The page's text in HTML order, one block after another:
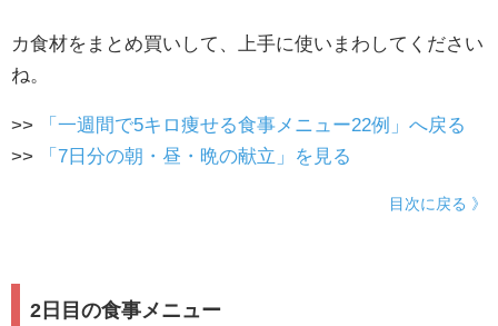
カ食材をまとめ買いして、上手に使いまわしてください
ね。
>>
「一週間で5キロ痩せる食事メニュー22例」へ戻る
>>
「7日分の朝・昼・晩の献立」を見る
目次に戻る 》
2日目の食事メニュー